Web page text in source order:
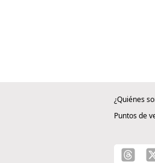
¿Quiénes
Puntos de